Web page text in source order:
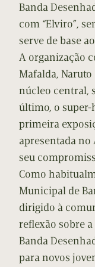
Banda
com “Elviro”,
serve de base
A organização
Mafalda,
núcleo central,
último, o super-
primeira
apresentada no
seu
Como
Municipal de
dirigido à
reflexão sobre a
Banda
para novos